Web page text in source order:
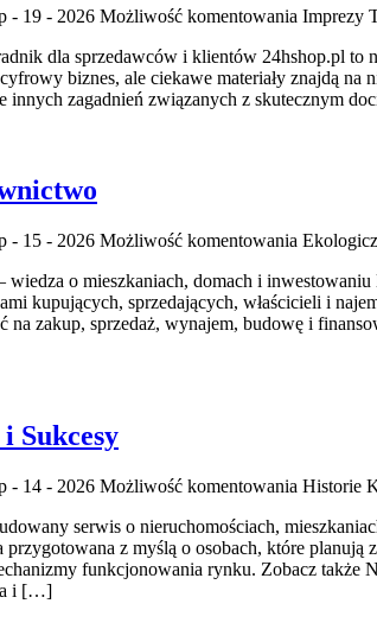
- 19 - 2026 Możliwość komentowania Imprezy
dla sprzedawców i klientów 24hshop.pl to
biznes, ale ciekawe materiały znajdą
innych zagadnień związanych z skutecznym
- 15 - 2026 Możliwość komentowania
o mieszkaniach, domach i
kupujących, sprzedających, właścicieli i
na zakup, sprzedaż, wynajem, budowę i
Sukcesy
- 14 - 2026 Możliwość komentowania Historie
serwis o nieruchomościach,
przygotowana z myślą o osobach, które
funkcjonowania rynku. Zobacz
i […]